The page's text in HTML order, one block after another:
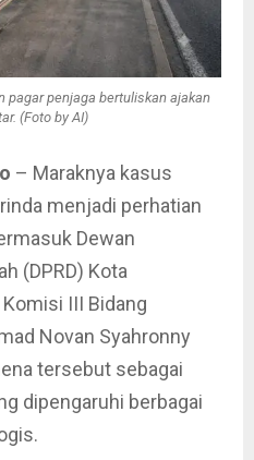
pagar penjaga bertuliskan ajakan
(Foto by AI)
– Maraknya kasus
menjadi perhatian
Dewan
(DPRD) Kota
III Bidang
Novan Syahronny
tersebut sebagai
dipengaruhi berbagai